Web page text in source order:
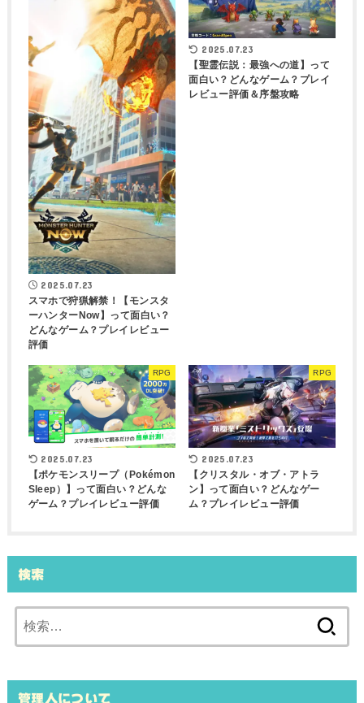
2025.07.23
スマホで狩猟解禁！【モンスタ
ーハンターNow】って面白い？
どんなゲーム？プレイレビュー
評価
2025.07.23
【聖霊伝説：最強への道】って
面白い？どんなゲーム？プレイ
レビュー評価＆序盤攻略
RPG
2025.07.23
【ポケモンスリープ（Pokémon
Sleep）】って面白い？どんな
ゲーム？プレイレビュー評価
RPG
2025.07.23
【クリスタル・オブ・アトラ
ン】って面白い？どんなゲー
ム？プレイレビュー評価
検索
索:
管理人について